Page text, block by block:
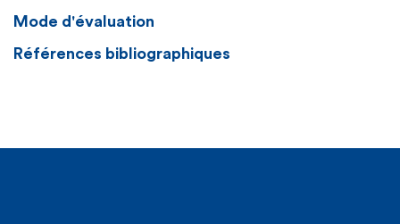
Mode d'évaluation
Références bibliographiques